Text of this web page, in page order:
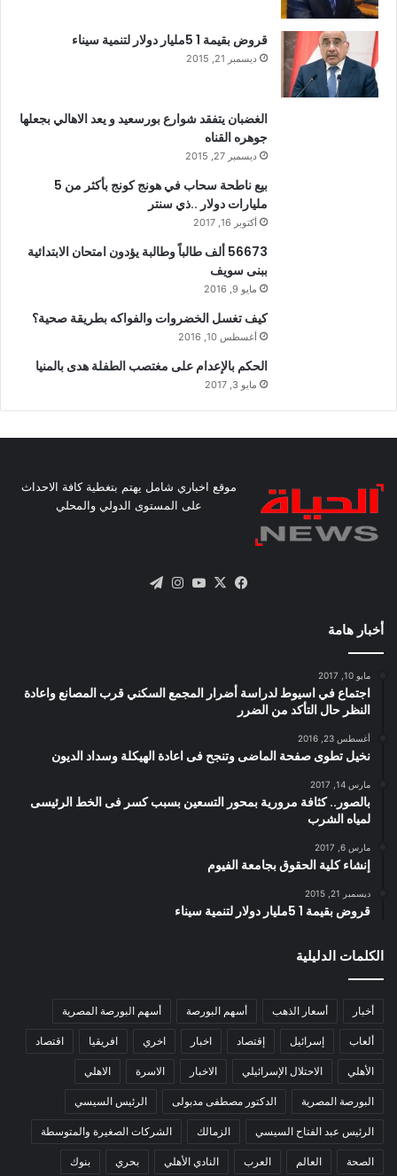
قروض بقيمة 1 5مليار دولار لتنمية سيناء
ديسمبر 21, 2015
الغضبان يتفقد شوارع بورسعيد و يعد الاهالي بجعلها
جوهره القناه
ديسمبر 27, 2015
بيع ناطحة سحاب في هونج كونج بأكثر من 5
مليارات دولار ..ذي سنتر
أكتوبر 16, 2017
56673 ألف طالباً وطالبة يؤدون امتحان الابتدائية
ببنى سويف
مايو 9, 2016
كيف تغسل الخضروات والفواكه بطريقة صحية؟
أغسطس 10, 2016
الحكم بالإعدام على مغتصب الطفلة هدى بالمنيا
مايو 3, 2017
موقع اخباري شامل يهتم بتغطية كافة الاحداث
على المستوى الدولي والمحلي
فيسبوك
X يوتيوبانستقرام
أخبار هامة
مايو 10, 2017
اجتماع في اسيوط لدراسة أضرار المجمع السكني قرب المصانع واعادة
النظر حال التأكد من الضرر
أغسطس 23, 2016
نخيل تطوى صفحة الماضى وتنجح فى اعادة الهيكلة وسداد الديون
مارس 14, 2017
بالصور.. كثافة مرورية بمحور التسعين بسبب كسر فى الخط الرئيسى
لمياه الشرب
مارس 6, 2017
إنشاء كلية الحقوق بجامعة الفيوم
ديسمبر 21, 2015
قروض بقيمة 1 5مليار دولار لتنمية سيناء
الكلمات الدليلية
أخبار أسعار الذهب أسهم البورصة أسهم البورصة المصرية
ألعاب إسرائيل إقتصاد اخبار اخري افريقيا اقتصاد
الأهلي الاحتلال الإسرائيلي الاخبار الاسرة الاهلي
البورصة المصرية الدكتور مصطفى مدبولى الرئيس السيسي
الرئيس عبد الفتاح السيسي الزمالك الشركات الصغيرة والمتوسطة
الصحة العالم العرب النادي الأهلي بحري بنوك